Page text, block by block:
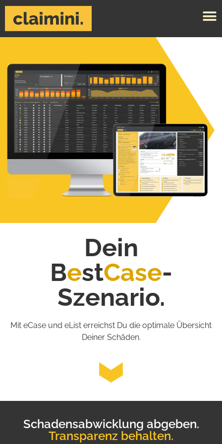
Dein
BestCase-
Szenario.
Mit eCase und eList erreichst Du die optimale Übersicht
Deiner Schäden.
Schadensabwicklung abgeben.
Transparenz behalten.